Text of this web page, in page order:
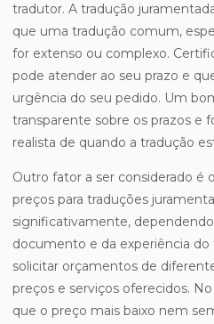
tradutor. A tradução
que uma tradução comum,
for extenso ou complexo.
pode atender ao seu prazo e
urgência do seu pedido. Um
transparente sobre os prazos e
realista de quando a tradução
Outro fator a ser considerado é
preços para traduções
significativamente,
documento e da experiência
solicitar orçamentos de
preços e serviços oferecidos.
que o preço mais baixo nem